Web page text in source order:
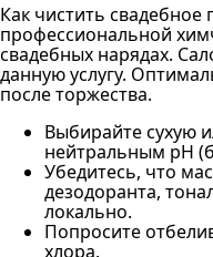
Как чистить свадебное
профессиональной
свадебных нарядах.
данную услугу.
после торжества.
Выбирайте сухую
нейтральным pH
Убедитесь, что
дезодоранта,
локально.
Попросите
хлора.